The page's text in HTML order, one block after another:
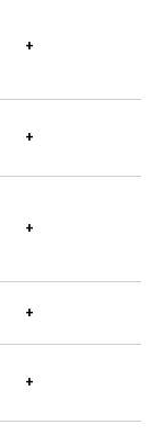
и
для
+
+
+
+
+